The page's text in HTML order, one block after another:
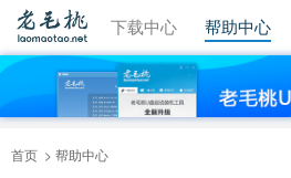
视频教程 下载中心 帮助中心
首页 帮助中心